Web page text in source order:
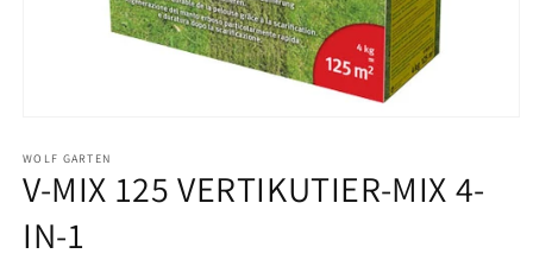
in
Modal
öffnen
WOLF GARTEN
V-MIX 125 VERTIKUTIER-MIX 4-
IN-1